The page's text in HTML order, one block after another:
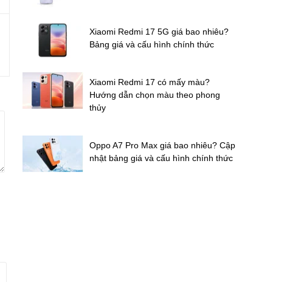
Xiaomi Redmi 17 5G giá bao nhiêu?
Bảng giá và cấu hình chính thức
Xiaomi Redmi 17 có mấy màu?
Hướng dẫn chọn màu theo phong
thủy
Oppo A7 Pro Max giá bao nhiêu? Cập
nhật bảng giá và cấu hình chính thức